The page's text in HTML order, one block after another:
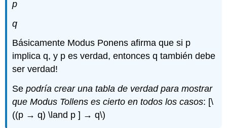
p
q
Básicamente Modus Ponens afirma que si p
implica q, y p es verdad, entonces q también debe
ser verdad!
Sepodría crear una tabla de verdad para mostrar
que Modus Tollens es cierto en todos los casos: [\
((p → q) \land p ] → q\)